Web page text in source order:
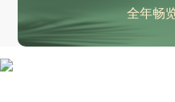
全年畅